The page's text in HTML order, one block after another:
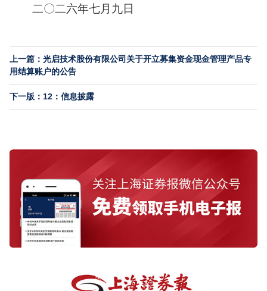
二〇二六年七月九日
上一篇：光启技术股份有限公司关于开立募集资金现金管理产品专
用结算账户的公告
下一版：12：信息披露